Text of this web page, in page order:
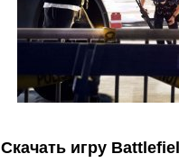
Скачать игру